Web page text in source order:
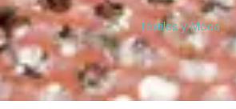
Textiles y Moda